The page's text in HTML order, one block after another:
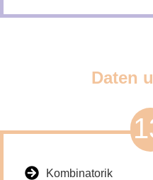
Daten
Kombinatorik